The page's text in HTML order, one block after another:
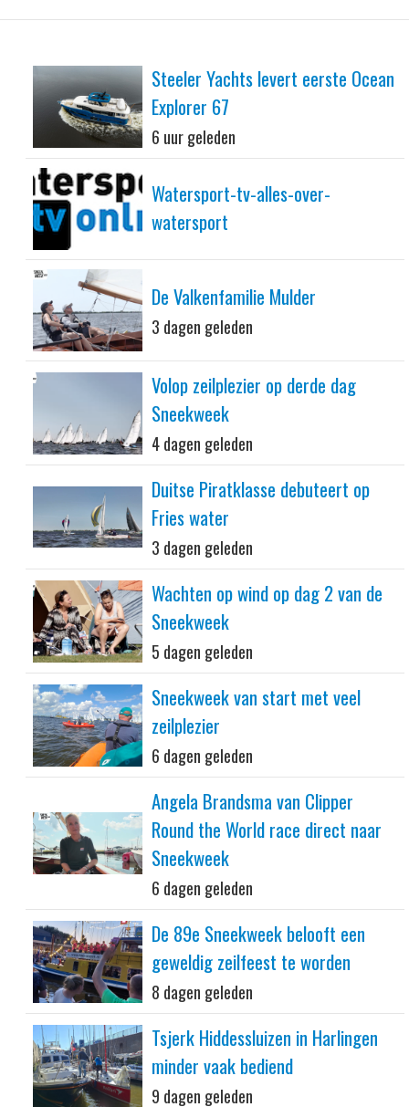
Steeler Yachts levert eerste Ocean
Explorer 67
6 uur geleden
Watersport-tv-alles-over-
watersport
De Valkenfamilie Mulder
3 dagen geleden
Volop zeilplezier op derde dag
Sneekweek
4 dagen geleden
Duitse Piratklasse debuteert op
Fries water
3 dagen geleden
Wachten op wind op dag 2 van de
Sneekweek
5 dagen geleden
Sneekweek van start met veel
zeilplezier
6 dagen geleden
Angela Brandsma van Clipper
Round the World race direct naar
Sneekweek
6 dagen geleden
De 89e Sneekweek belooft een
geweldig zeilfeest te worden
8 dagen geleden
Tsjerk Hiddessluizen in Harlingen
minder vaak bediend
9 dagen geleden